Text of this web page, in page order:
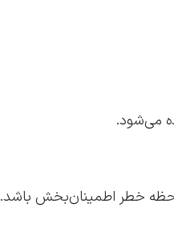
می‌شود.
لحظه خطر اطمینان‌بخش باشد.